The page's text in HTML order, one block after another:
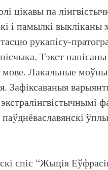
цікавы па
і памылкі выкліканы
рукапісу-
Тэкст
Лакальные
Зафіксаваныя
спіс “Жыція